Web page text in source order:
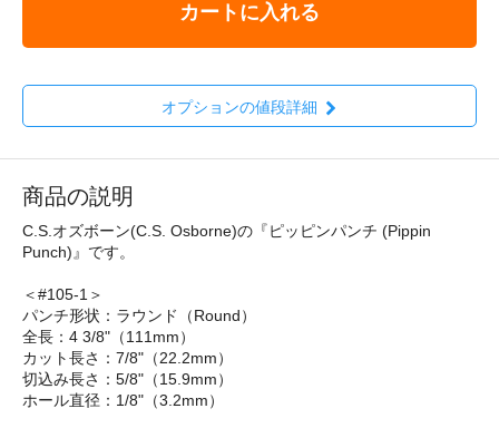
カートに入れる
オプションの値段詳細
商品の説明
C.S.オズボーン(C.S. Osborne)の『ピッピンパンチ (Pippin
Punch)』です。
＜#105-1＞
パンチ形状：ラウンド（Round）
全長：4 3/8"（111mm）
カット長さ：7/8"（22.2mm）
切込み長さ：5/8"（15.9mm）
ホール直径：1/8"（3.2mm）